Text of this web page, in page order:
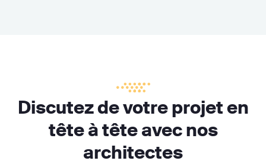
Discutez de votre projet en
tête à tête avec nos
architectes